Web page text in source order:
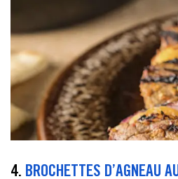
4. BROCHETTES D’AGNEAU